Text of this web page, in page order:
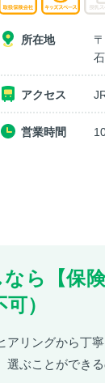
所在地
アクセス
営業時間
なら【保
）
リングから丁寧
選ぶことができ